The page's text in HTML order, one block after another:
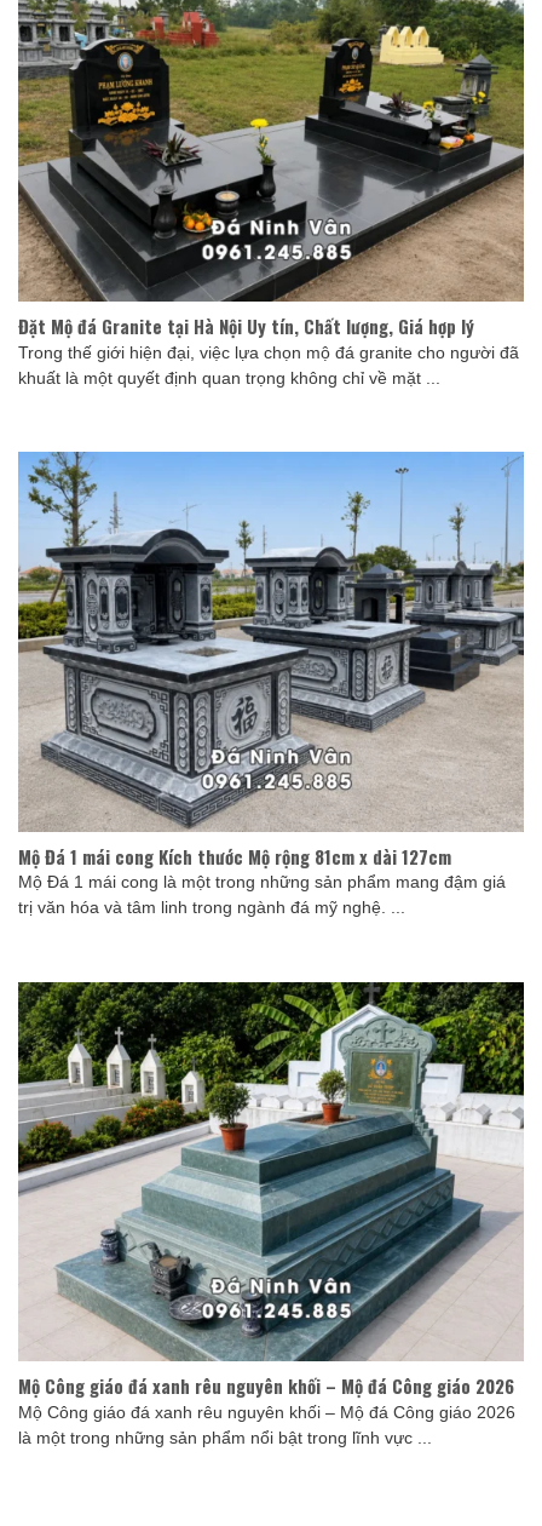
Đặt Mộ đá Granite tại Hà Nội Uy tín, Chất lượng, Giá hợp lý
Trong thế giới hiện đại, việc lựa chọn mộ đá granite cho người đã
khuất là một quyết định quan trọng không chỉ về mặt ...
Mộ Đá 1 mái cong Kích thước Mộ rộng 81cm x dài 127cm
Mộ Đá 1 mái cong là một trong những sản phẩm mang đậm giá
trị văn hóa và tâm linh trong ngành đá mỹ nghệ. ...
Mộ Công giáo đá xanh rêu nguyên khối – Mộ đá Công giáo 2026
Mộ Công giáo đá xanh rêu nguyên khối – Mộ đá Công giáo 2026
là một trong những sản phẩm nổi bật trong lĩnh vực ...